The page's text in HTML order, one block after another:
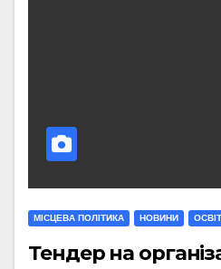
МIСЦЕВА ПОЛIТИКА НОВИНИ
Тендер на